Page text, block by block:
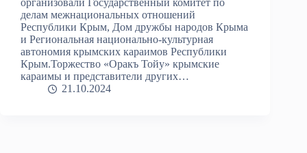
организовали Государственный комитет по
делам межнациональных отношений
Республики Крым, Дом дружбы народов Крыма
и Региональная национально-культурная
автономия крымских караимов Республики
Крым.Торжество «Оракъ Тойу» крымские
караимы и представители других…
21.10.2024